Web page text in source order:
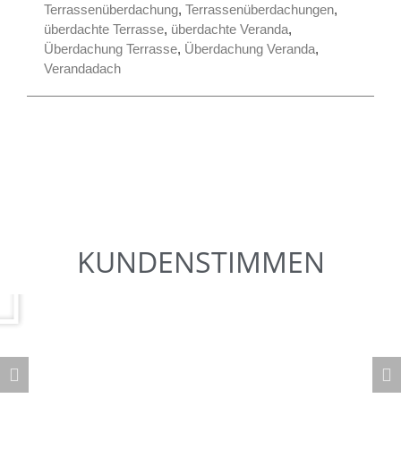
Terrassenüberdachung, Terrassenüberdachungen,
überdachte Terrasse, überdachte Veranda,
Überdachung Terrasse, Überdachung Veranda,
Verandadach
KUNDENSTIMMEN